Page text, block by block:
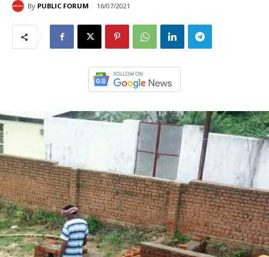
By PUBLIC FORUM 16/07/2021